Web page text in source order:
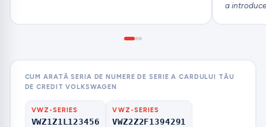
a
CUM ARATĂ SERIA DE NUMERE DE SERIE A CARDULUI TĂU
DE CREDIT VOLKSWAGEN
VWZ-SERIES
VWZ1Z1L123456
VWZ-SERIES
VWZ2Z2F1394291